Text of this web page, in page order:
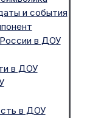
и события
в ДОУ
в ДОУ
в ДОУ